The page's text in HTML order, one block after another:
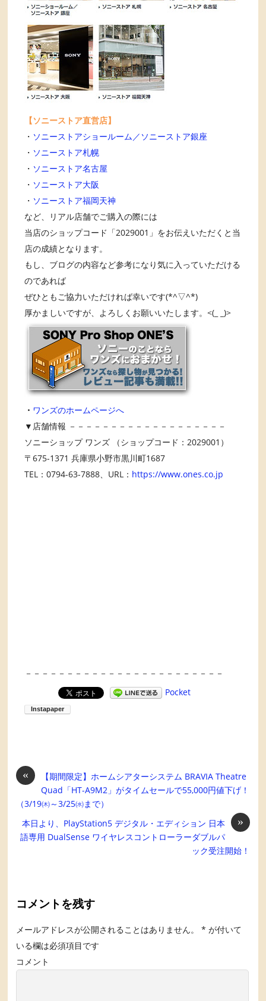
【ソニーストア直営店】
・ ソニーストアショールーム／ソニーストア銀座
・ ソニーストア札幌
・ ソニーストア名古屋
・ ソニーストア大阪
・ ソニーストア福岡天神
など、リアル店舗でご購入の際には
当店のショップコード「2029001」をお伝えいただくと当
店の成績となります。
もし、ブログの内容など参考になり気に入っていただける
のであれば
ぜひともご協力いただければ幸いです(*^▽^*)
厚かましいですが、よろしくお願いいたします。<(_ _)>
・ ワンズのホームページへ
▼店舗情報 －－－－－－－－－－－－－－－－－－－
ソニーショップ ワンズ （ショップコード：2029001）
〒675-1371 兵庫県小野市黒川町1687
TEL：0794-63-7888、URL： https://www.ones.co.jp
－－－－－－－－－－－－－－－－－－－－－－－－
Pocket
«
【期間限定】ホームシアターシステム BRAVIA Theatre
Quad「HT-A9M2」がタイムセールで55,000円値下げ！
（3/19㈭～3/25㈬まで）
»
本日より、PlayStation5 デジタル・エディション 日本
語専用 DualSense ワイヤレスコントローラーダブルパ
ック受注開始！
コメントを残す
メールアドレスが公開されることはありません。 * が付いて
いる欄は必須項目です
コメント